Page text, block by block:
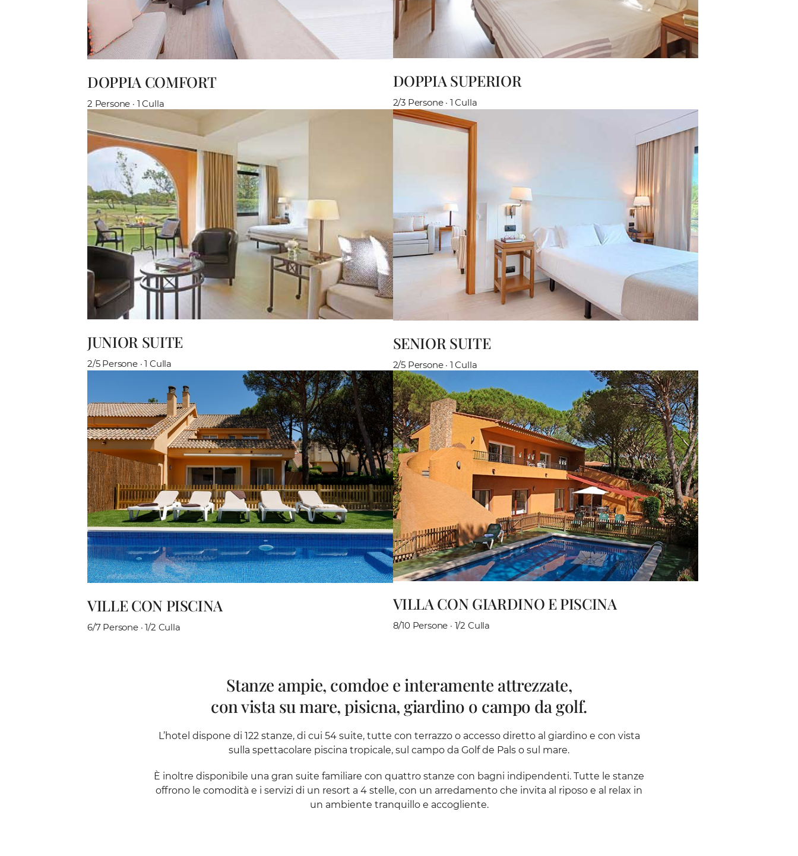
DOPPIA COMFORT
2 Persone · 1 Culla
DOPPIA SUPERIOR
2/3 Persone · 1 Culla
JUNIOR SUITE
2/5 Persone · 1 Culla
SENIOR SUITE
2/5 Persone · 1 Culla
VILLE CON PISCINA
6/7 Persone · 1/2 Culla
VILLA CON GIARDINO E PISCINA
8/10 Persone · 1/2 Culla
Stanze ampie, comdoe e interamente attrezzate,
con vista su mare, pisicna, giardino o campo da golf.
L’hotel dispone di 122 stanze, di cui 54 suite, tutte con terrazzo o accesso diretto al giardino e con vista
sulla spettacolare piscina tropicale, sul campo da Golf de Pals o sul mare.
È inoltre disponibile una gran suite familiare con quattro stanze con bagni indipendenti. Tutte le stanze
offrono le comodità e i servizi di un resort a 4 stelle, con un arredamento che invita al riposo e al relax in
un ambiente tranquillo e accogliente.